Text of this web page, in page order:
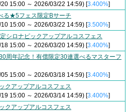
15:00 ～ 2026/03/22 14:59) [3.400%]
る★5フェス限定Bサーチ
15:00 ～ 2026/03/22 14:59) [3.500%]
シロナピックアップアルコスフェス
15:00 ～ 2026/03/20 14:59) [3.400%]
周年記念！有償限定30連選べるマスターフ
15:00 ～ 2026/03/18 14:59) [3.400%]
クアップアルコスフェス
15:00 ～ 2026/03/14 14:59) [3.400%]
クアップアルコスフェス